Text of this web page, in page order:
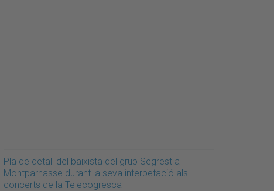
Pla de detall del baixista del grup Segrest a
Montparnasse durant la seva interpetació als
concerts de la Telecogresca